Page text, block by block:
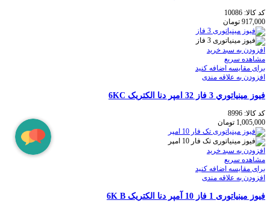
کد کالا: 10086
917,000 تومان
افزودن به سبد خرید
مشاهده سریع
برای مقایسه اضافه کنید
افزودن به علاقه مندی
فيوز مينياتوري 3 فاز 32 امپر دنا الكتريک 6KC
کد کالا: 8996
1,005,000 تومان
افزودن به سبد خرید
مشاهده سریع
برای مقایسه اضافه کنید
افزودن به علاقه مندی
فيوز مينياتوری 1 فاز 10 آمپر دنا الكتريک 6K B